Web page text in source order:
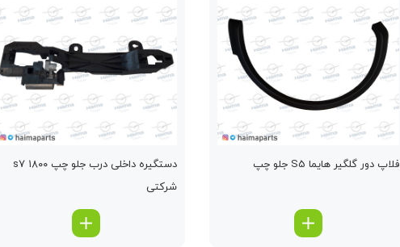
فلاپ دور گلگیر هایما S5 جلو چپ
دستگیره داخلی درب جلو چپ s7 ۱۸۰۰
شرکتی